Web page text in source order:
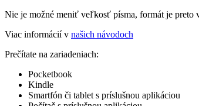
Nie je možné meniť veľkosť písma, formát je preto
Viac informácií v našich návodoch
Prečítate na zariadeniach:
Pocketbook
Kindle
Smartfón či tablet s príslušnou aplikáciou